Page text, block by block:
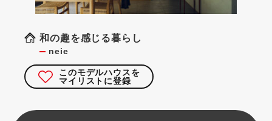
和の趣を感じる暮らし
neie
このモデルハウスを
マイリストに登録